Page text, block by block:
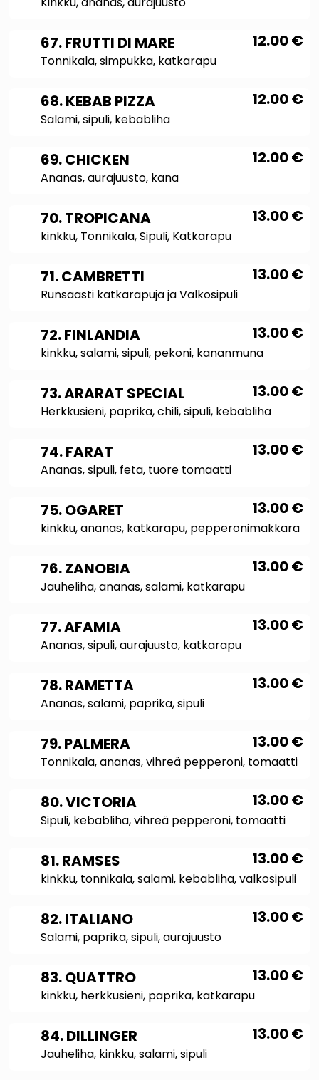
12.00€
67. FRUTTI DI MARE
Tonnikala, simpukka, katkarapu
12.00€
68. KEBAB PIZZA
Salami, sipuli, kebabliha
12.00€
69. CHICKEN
Ananas, aurajuusto, kana
13.00€
70. TROPICANA
kinkku, Tonnikala, Sipuli, Katkarapu
13.00€
71. CAMBRETTI
Runsaasti katkarapuja ja Valkosipuli
13.00€
72. FINLANDIA
kinkku, salami, sipuli, pekoni, kananmuna
13.00€
73. ARARAT SPECIAL
Herkkusieni, paprika, chili, sipuli, kebabliha
13.00€
74. FARAT
Ananas, sipuli, feta, tuore tomaatti
13.00€
75. OGARET
kinkku, ananas, katkarapu, pepperonimakkara
13.00€
76. ZANOBIA
Jauheliha, ananas, salami, katkarapu
13.00€
77. AFAMIA
Ananas, sipuli, aurajuusto, katkarapu
13.00€
78. RAMETTA
Ananas, salami, paprika, sipuli
13.00€
79. PALMERA
Tonnikala, ananas, vihreä pepperoni, tomaatti
13.00€
80. VICTORIA
Sipuli, kebabliha, vihreä pepperoni, tomaatti
13.00€
81. RAMSES
kinkku, tonnikala, salami, kebabliha, valkosipuli
13.00€
82. ITALIANO
Salami, paprika, sipuli, aurajuusto
13.00€
83. QUATTRO
kinkku, herkkusieni, paprika, katkarapu
13.00€
84. DILLINGER
Jauheliha, kinkku, salami, sipuli